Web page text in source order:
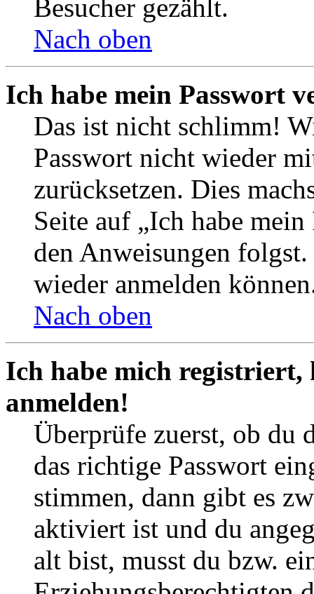
Besucher gezählt.
Nach oben
Ich habe mein Passwort
Das ist nicht schlimm!
Passwort nicht wieder
zurücksetzen. Dies
Seite auf „Ich habe
den Anweisungen
wieder anmelden
Nach oben
Ich habe mich
anmelden!
Überprüfe zuerst, ob du
das richtige Passwort
stimmen, dann gibt es
aktiviert ist und du
alt bist, musst du bzw.